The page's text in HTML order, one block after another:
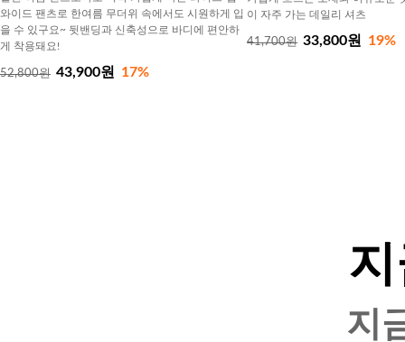
와이드 팬츠로 한여름 무더위 속에서도 시원하게 입
을 수 있구요~ 뒷밴딩과 신축성으로 바디에 편안하
게 착용돼요!
52,800원 43,900원 17%
이 자주 가는 데일리 셔츠
41,700원 33,800원 19%
지